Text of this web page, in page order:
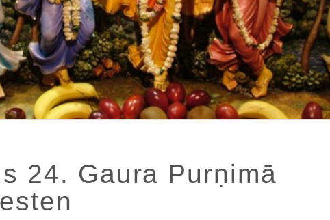
24. Gaura Purṇimā